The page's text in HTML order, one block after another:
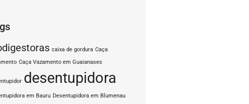
caixa de gordura Caça
Caça Vazamento em Guaianases
desentupidora
em Bauru Desentupidora em Blumenau